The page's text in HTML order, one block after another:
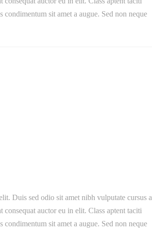
sit amet a augue. Sed non neque
Duis sed odio sit amet nibh vulputate cursus a
auctor eu in elit. Class aptent taciti
sit amet a augue. Sed non neque